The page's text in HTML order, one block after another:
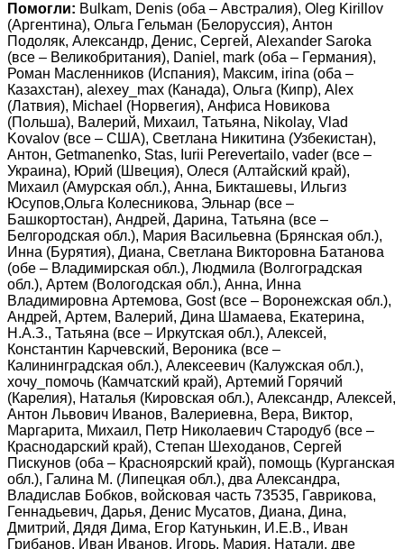
Помогли: Bulkam, Denis (оба – Австралия), Oleg Kirillov
(Аргентина), Ольга Гельман (Белоруссия), Антон
Подоляк, Александр, Денис, Сергей, Alexander Saroka
(все – Великобритания), Daniel, mark (оба – Германия),
Роман Масленников (Испания), Максим, irina (оба –
Казахстан), alexey_max (Канада), Ольга (Кипр), Alex
(Латвия), Michael (Норвегия), Анфиса Новикова
(Польша), Валерий, Михаил, Татьяна, Nikolay, Vlad
Kovalov (все – США), Светлана Никитина (Узбекистан),
Антон, Getmanenko, Stas, Iurii Perevertailo, vader (все –
Украина), Юрий (Швеция), Олеся (Алтайский край),
Михаил (Амурская обл.), Анна, Бикташевы, Ильгиз
Юсупов,Ольга Колесникова, Эльнар (все –
Башкортостан), Андрей, Дарина, Татьяна (все –
Белгородская обл.), Мария Васильевна (Брянская обл.),
Инна (Бурятия), Диана, Светлана Викторовна Батанова
(обе – Владимирская обл.), Людмила (Волгоградская
обл.), Артем (Вологодская обл.), Анна, Инна
Владимировна Артемова, Gost (все – Воронежская обл.),
Андрей, Артем, Валерий, Дина Шамаева, Екатерина,
Н.А.З., Татьяна (все – Иркутская обл.), Алексей,
Константин Карчевский, Вероника (все –
Калининградская обл.), Алексеевич (Калужская обл.),
хочу_помочь (Камчатский край), Артемий Горячий
(Карелия), Наталья (Кировская обл.), Александр, Алексей,
Антон Львович Иванов, Валериевна, Вера, Виктор,
Маргарита, Михаил, Петр Николаевич Стародуб (все –
Краснодарский край), Степан Шеходанов, Сергей
Пискунов (оба – Красноярский край), помощь (Курганская
обл.), Галина М. (Липецкая обл.), два Александра,
Владислав Бобков, войсковая часть 73535, Гаврикова,
Геннадьевич, Дарья, Денис Мусатов, Диана, Дина,
Дмитрий, Дядя Дима, Егор Катунькин, И.Е.В., Иван
Грибанов, Иван Иванов, Игорь, Мария, Натали, две